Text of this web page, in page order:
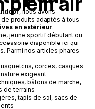
, nous avons
produits adaptés à tous
en extérieur.
jeune sportif débutant ou
disponible ici qui
Parmi nos articles phares
cordes, casques
exigeant
bâtons de marche,
de terrains
tapis de sol, sacs de